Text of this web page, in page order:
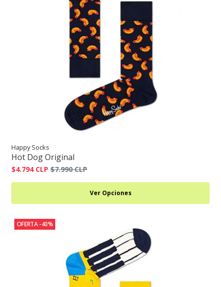
Happy Socks
Hot Dog Original
$4.794 CLP $7.990 CLP
Ver Opciones
OFERTA -40%